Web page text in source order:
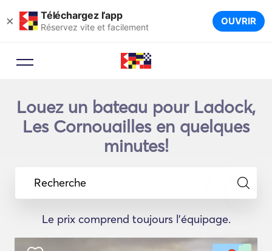
× Téléchargez l’app
Réservez vite et facilement OUVRIR
Louez un bateau pour Ladock,
Les Cornouailles en quelques
minutes!
Recherche
Le prix comprend toujours l'équipage.